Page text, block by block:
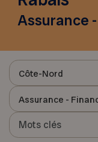
Assurance
Côte-Nord
Assurance -